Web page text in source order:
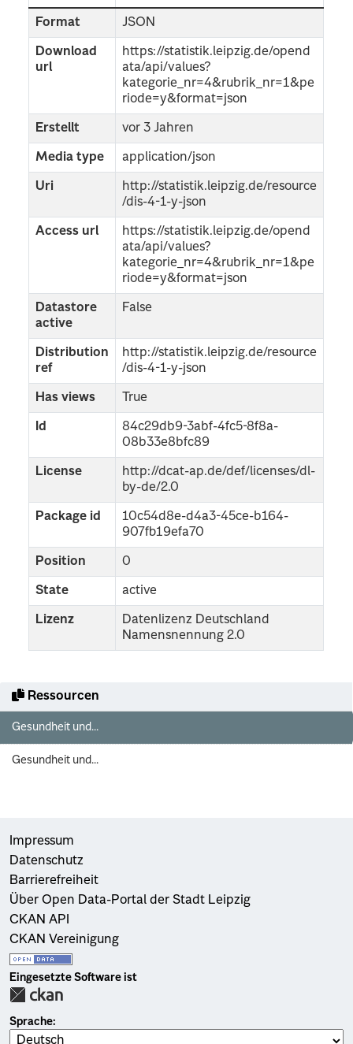
Ressourcen
Gesundheit und...
Gesundheit und...
Format JSON
Download
url
https://statistik.leipzig.de/opend
ata/api/values?
kategorie_nr=4&rubrik_nr=1&pe
riode=y&format=json
Erstellt vor 3 Jahren
Media type application/json
Uri
http://statistik.leipzig.de/resource
/dis-4-1-y-json
Access url
https://statistik.leipzig.de/opend
ata/api/values?
kategorie_nr=4&rubrik_nr=1&pe
riode=y&format=json
Datastore
active
False
Distribution
ref
http://statistik.leipzig.de/resource
/dis-4-1-y-json
Has views True
Id
84c29db9-3abf-4fc5-8f8a-
08b33e8bfc89
License
http://dcat-ap.de/def/licenses/dl-
by-de/2.0
Package id
10c54d8e-d4a3-45ce-b164-
907fb19efa70
Position 0
State active
Lizenz
Datenlizenz Deutschland
Namensnennung 2.0
Impressum
Datenschutz
Barrierefreiheit
Über Open Data-Portal der Stadt Leipzig
CKAN API
CKAN Vereinigung
Eingesetzte Software ist
Sprache